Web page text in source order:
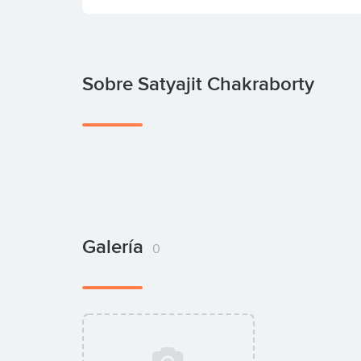
Sobre Satyajit Chakraborty
Galería 0